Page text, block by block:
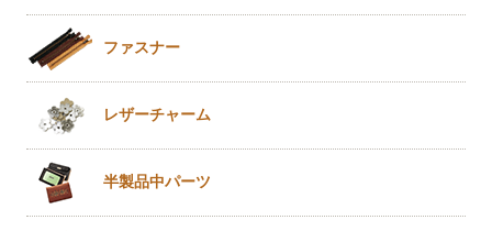
ファスナー
レザーチャーム
半製品中パーツ